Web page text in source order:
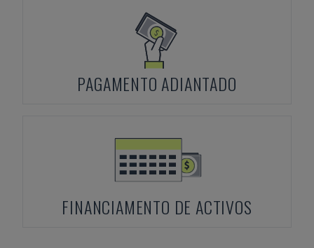
PAGAMENTO ADIANTADO
FINANCIAMENTO DE ACTIVOS